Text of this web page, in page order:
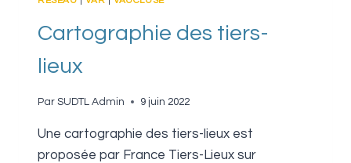
Cartographie des tiers-
lieux
Par SUDTL Admin 9 juin 2022
Une cartographie des tiers-lieux est
proposée par France Tiers-Lieux sur